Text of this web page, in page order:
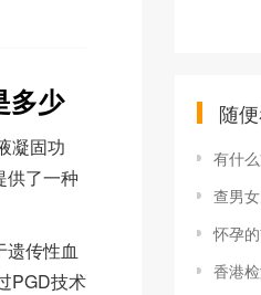
多少
凝固功
供了一种
传性血
PGD技术
随
有什么方
查男女
怀孕的前
香港检